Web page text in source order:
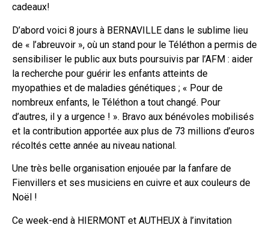
cadeaux!
D’abord voici 8 jours à BERNAVILLE dans le sublime lieu
de « l’abreuvoir », où un stand pour le Téléthon a permis de
sensibiliser le public aux buts poursuivis par l’AFM : aider
la recherche pour guérir les enfants atteints de
myopathies et de maladies génétiques ; « Pour de
nombreux enfants, le Téléthon a tout changé. Pour
d’autres, il y a urgence ! ». Bravo aux bénévoles mobilisés
et la contribution apportée aux plus de 73 millions d’euros
récoltés cette année au niveau national.
Une très belle organisation enjouée par la fanfare de
Fienvillers et ses musiciens en cuivre et aux couleurs de
Noël !
Ce week-end à HIERMONT et AUTHEUX à l’invitation